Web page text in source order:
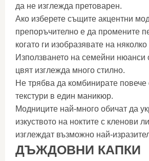
да не изглежда претоварен.
Ако изберете същите акцентни
препоръчително е да промените
когато ги изобразявате на няколко
Използването на семейни нюанси
цвят изглежда много стилно.
Не трябва да комбинирате повече
текстури в един маникюр.
Модниците най-много обичат да
изкуството на ноктите с кленови
изглеждат възможно най-
ДЪЖДОВНИ КАПКИ